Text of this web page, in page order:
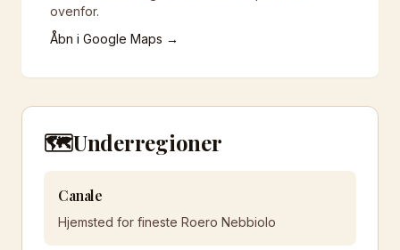
ovenfor.
Åbn i Google Maps →
🗺️Underregioner
Canale
Hjemsted for fineste Roero Nebbiolo